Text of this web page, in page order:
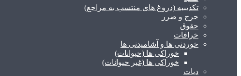
تکذیبیه (دروغ های منتسب به مراجع)
حرج و ضرر
حقوق
خرافات
خوردنی ها و آشامیدنی ها
خوراکی ها (حیوانات)
خوراکی ها (غیر حیوانات)
دیات